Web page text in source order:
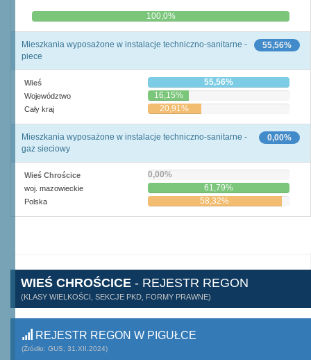
0,0% 100,0%
55,56%
Mieszkania wyposażone w instalacje techniczno-sanitarne -
piece
Wieś 55,56%
Województwo 16,15%
Cały kraj 20,91%
0,00%
Mieszkania wyposażone w instalacje techniczno-sanitarne -
gaz sieciowy
Wieś Chrościce 0,00%
woj. mazowieckie 61,79%
Polska 58,32%
WIEŚ CHROŚCICE - REJESTR REGON
(KLASY WIELKOŚCI, SEKCJE PKD, FORMY PRAWNE)
REJESTR REGON W PIGUŁCE
(Źródło: GUS, 31.XII.2024)